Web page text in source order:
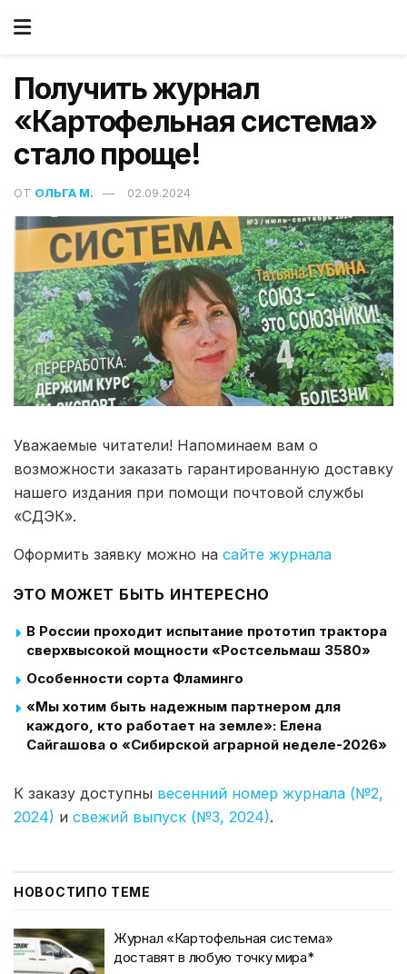
Получить журнал
«Картофельная система»
стало проще!
ОТ ОЛЬГА М. 02.09.2024
Уважаемые читатели! Напоминаем вам о
возможности заказать гарантированную доставку
нашего издания при помощи почтовой службы
«СДЭК».
Оформить заявку можно на сайте журнала
ЭТО МОЖЕТ БЫТЬ ИНТЕРЕСНО
В России проходит испытание прототип трактора
сверхвысокой мощности «Ростсельмаш 3580»
Особенности сорта Фламинго
«Мы хотим быть надежным партнером для
каждого, кто работает на земле»: Елена
Сайгашова о «Сибирской аграрной неделе-2026»
К заказу доступны весенний номер журнала (№2,
2024) и свежий выпуск (№3, 2024).
НОВОСТИПО ТЕМЕ
Журнал «Картофельная система»
доставят в любую точку мира*